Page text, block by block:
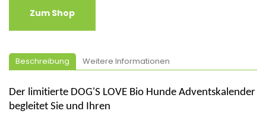
Zum Shop
Beschreibung Weitere Informationen
Der limitierte DOG'S LOVE Bio Hunde Adventskalender
begleitet Sie und Ihren